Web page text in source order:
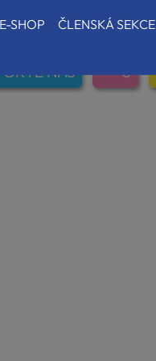
E-SHOP ČLENSKÁ SEKCE
NÁS 0